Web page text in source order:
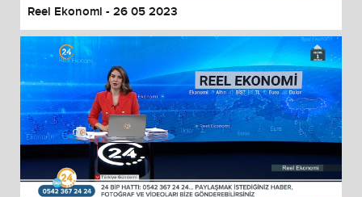
Reel Ekonomi - 26 05 2023